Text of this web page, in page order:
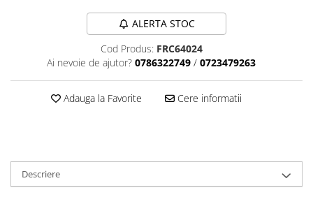
Bidoane si suporti bicicleta
Suport telefon bicicleta
Aparatori noroi bicicleta
Computer bicicleta
ALERTA STOC
Cod Produs: FRC64024
Ai nevoie de ajutor? 0786322749 / 0723479263
Adauga la Favorite Cere informatii
Descriere